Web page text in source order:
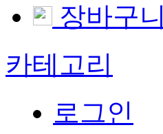
장바구니
카테고리
로그인